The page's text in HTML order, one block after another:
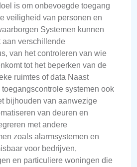
is om onbevoegde toegang
veiligheid van personen en
Systemen kunnen
aan verschillende
van het controleren van wie
tot het beperken van de
ruimtes of data Naast
systemen ook
bijhouden van aanwezige
van deuren en
met andere
zoals alarmsystemen en
voor bedrijven,
en particuliere woningen die